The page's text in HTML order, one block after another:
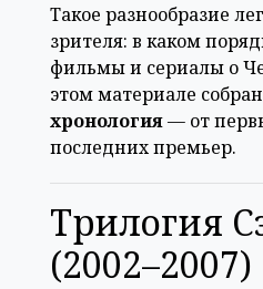
Такое разнообразие
зрителя: в каком
фильмы и сериалы о
этом материале
хронология— от
последних премьер.
Трилогия
(2002–2007)